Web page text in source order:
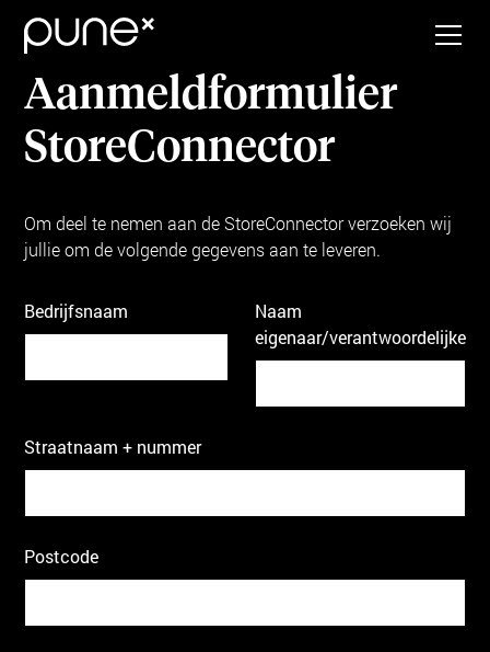
Aanmeldformulier
StoreConnector
Om deel te nemen aan de StoreConnector verzoeken wij
jullie om de volgende gegevens aan te leveren.
Bedrijfsnaam
Naam
eigenaar/verantwoordelijke
Straatnaam + nummer
Postcode